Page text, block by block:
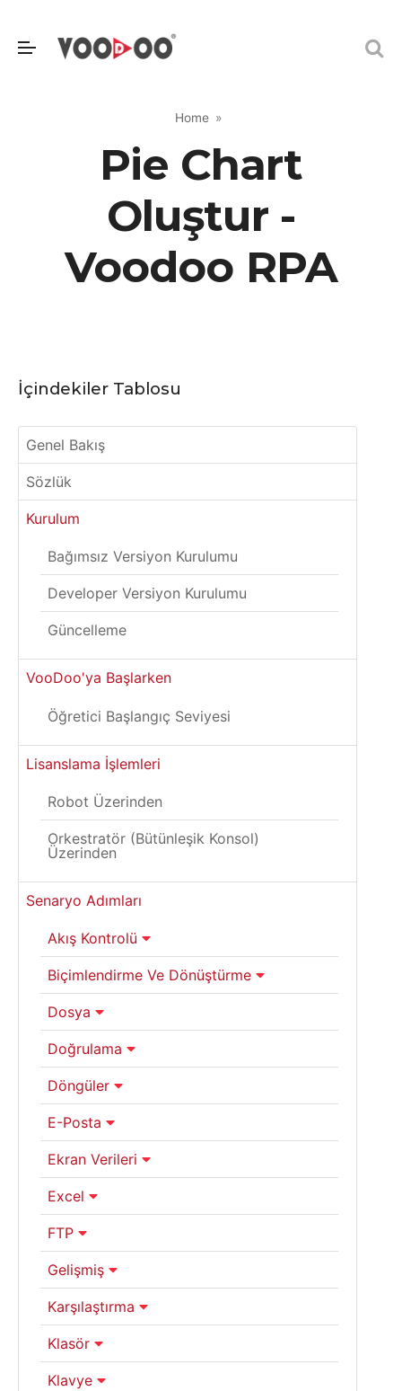
Home
Pie Chart
Oluştur -
Voodoo RPA
İçindekiler Tablosu
Genel Bakış
Sözlük
Kurulum
Bağımsız Versiyon Kurulumu
Developer Versiyon Kurulumu
Güncelleme
VooDoo'ya Başlarken
Öğretici Başlangıç Seviyesi
Lisanslama İşlemleri
Robot Üzerinden
Orkestratör (Bütünleşik Konsol)
Üzerinden
Senaryo Adımları
Akış Kontrolü
Biçimlendirme Ve Dönüştürme
Dosya
Doğrulama
Döngüler
E-Posta
Ekran Verileri
Excel
FTP
Gelişmiş
Karşılaştırma
Klasör
Klavye